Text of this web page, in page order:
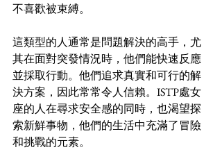
不喜歡被束縛。
這類型的人通常是問題解決的高手，尤
其在面對突發情況時，他們能快速反應
並採取行動。他們追求真實和可行的解
決方案，因此常常令人信賴。ISTP處女
座的人在尋求安全感的同時，也渴望探
索新鮮事物，他們的生活中充滿了冒險
和挑戰的元素。